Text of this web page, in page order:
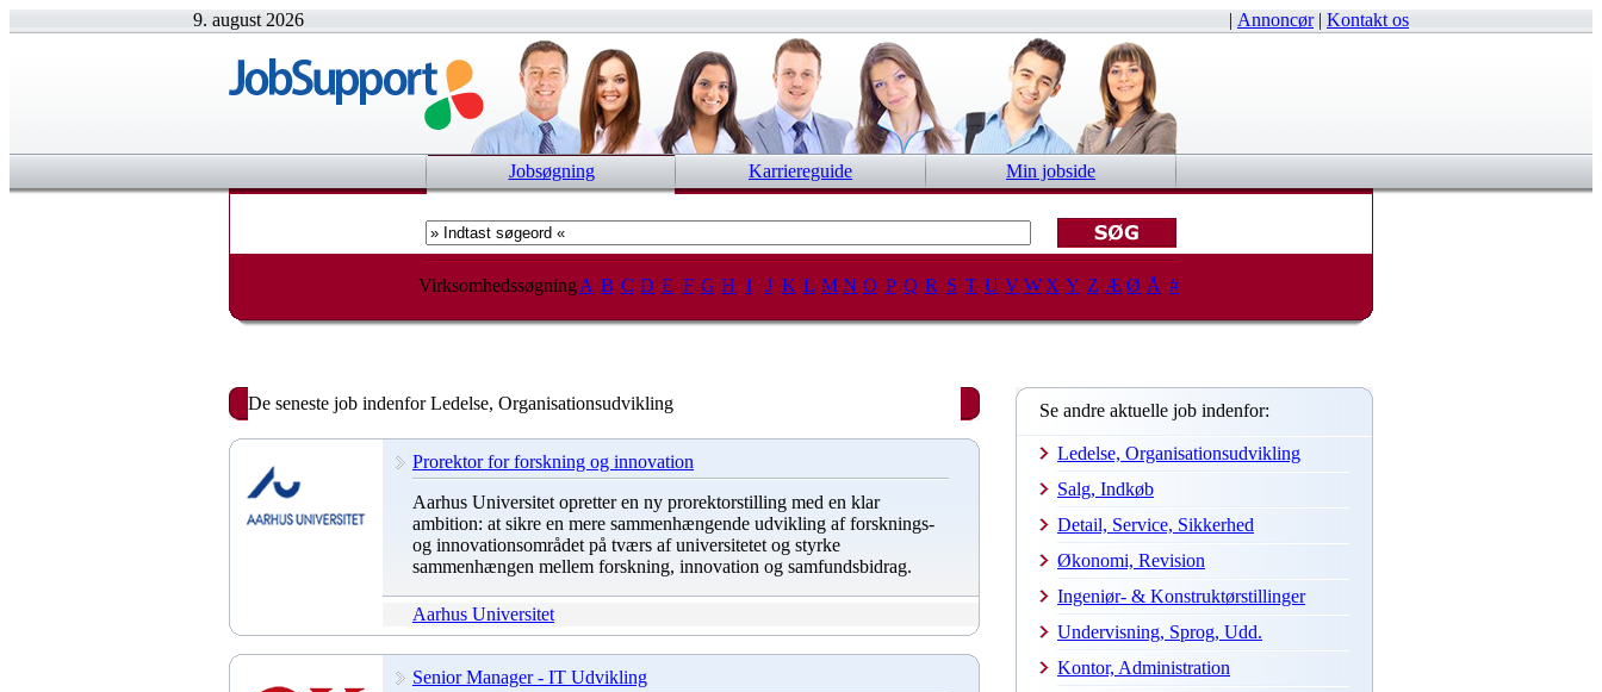
9. august 2026 | Annoncør| Kontakt os
Jobsøgning Karriereguide Min jobside
Virksomhedssøgning A B C D E F G H I J K L M N O P Q R S T U V W X Y Z Æ Ø Å #
De seneste job indenfor Ledelse, Organisationsudvikling
Prorektor for forskning og innovation
Aarhus Universitet opretter en ny prorektorstilling med en klar
ambition: at sikre en mere sammenhængende udvikling af forsknings-
og innovationsområdet på tværs af universitetet og styrke
sammenhængen mellem forskning, innovation og samfundsbidrag.
Aarhus Universitet
Senior Manager - IT Udvikling
Se andre aktuelle job indenfor:
Ledelse, Organisationsudvikling
Salg, Indkøb
Detail, Service, Sikkerhed
Økonomi, Revision
Ingeniør- & Konstruktørstillinger
Undervisning, Sprog, Udd.
Kontor, Administration